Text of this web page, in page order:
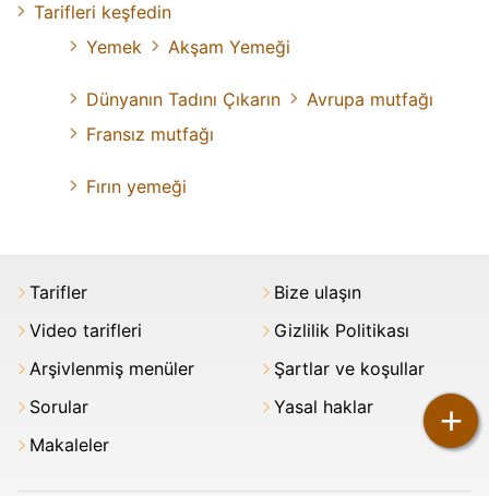
+
Tarifleri keşfedin
Yemek
Akşam Yemeği
Dünyanın Tadını Çıkarın
Avrupa mutfağı
Fransız mutfağı
Fırın yemeği
Tarifler
Video tarifleri
Arşivlenmiş menüler
Sorular
Makaleler
Bize ulaşın
Gizlilik Politikası
Şartlar ve koşullar
Yasal haklar